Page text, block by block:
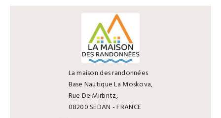
La maison des randonnées
Base Nautique La Moskova,
Rue De Mirbritz,
08200 SEDAN - FRANCE